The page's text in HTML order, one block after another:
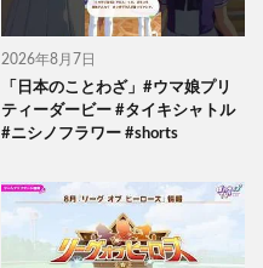
2026年8月7日
「日本のことわざ」#ウマ娘プリ
ティーダービー #タイキシャトル
#ニシノフラワー #shorts